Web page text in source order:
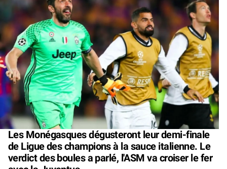
Les Monégasques dégusteront leur demi-finale
de Ligue des champions à la sauce italienne. Le
verdict des boules a parlé, l'ASM va croiser le fer